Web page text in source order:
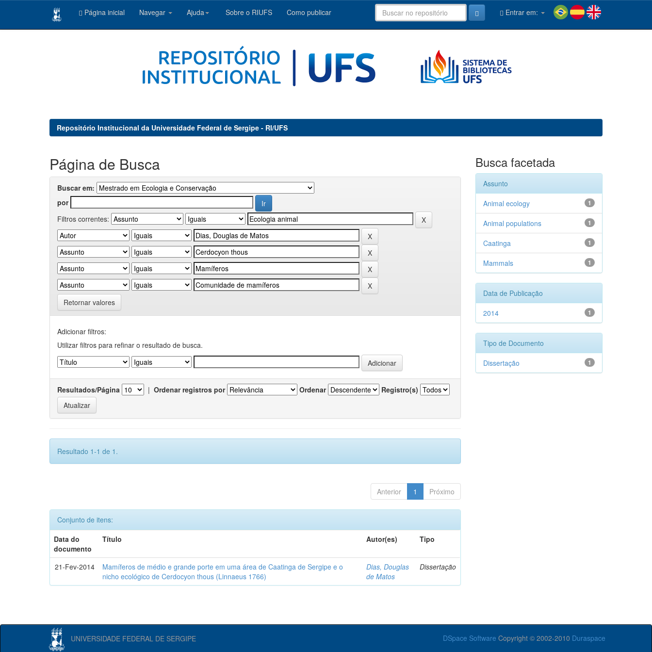
Página inicial Navegar Ajuda Sobre o RIUFS Como publicar Entrar em:
Repositório Institucional da Universidade Federal de Sergipe - RI/UFS
Página de Busca
Buscar em:
por
Filtros correntes:
Retornar valores
Adicionar filtros:
Utilizar filtros para refinar o resultado de busca.
Resultados/Página | Ordenar registros por Ordenar Registro(s)
Resultado 1-1 de 1.
Anterior 1 Próximo
Conjunto de itens:
Data do
documento
Título Autor(es) Tipo
21-Fev-2014
Mamíferos de médio e grande porte em uma área de Caatinga de Sergipe e o
nicho ecológico de Cerdocyon thous (Linnaeus 1766)
Dias, Douglas
de Matos
Dissertação
Busca facetada
Assunto
1
Animal ecology
1
Animal populations
1
Caatinga
1
Mammals
Data de Publicação
1
2014
Tipo de Documento
1
Dissertação
UNIVERSIDADE FEDERAL DE SERGIPE DSpace Software Copyright © 2002-2010 Duraspace